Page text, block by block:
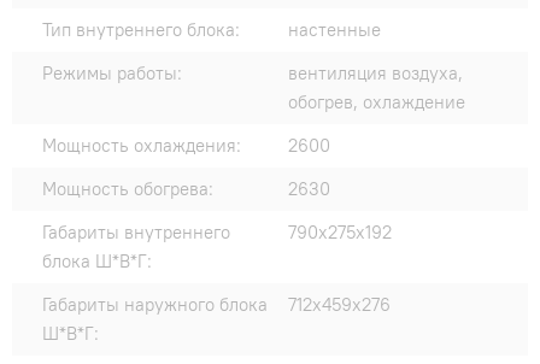
Тип внутреннего блока:
настенные
Режимы работы:
вентиляция воздуха,
обогрев, охлаждение
Мощность охлаждения:
2600
Мощность обогрева:
2630
Габариты внутреннего
блока Ш*В*Г:
790x275x192
Габариты наружного блока
Ш*В*Г:
712x459x276